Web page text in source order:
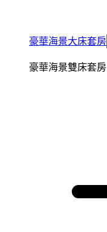
豪華海景大床套房
豪華海景雙床套房